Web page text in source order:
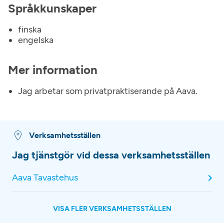
Språkkunskaper
finska
engelska
Mer information
Jag arbetar som privatpraktiserande på Aava.
Verksamhetsställen
Jag tjänstgör vid dessa verksamhetsställen
Aava Tavastehus
VISA FLER VERKSAMHETSSTÄLLEN